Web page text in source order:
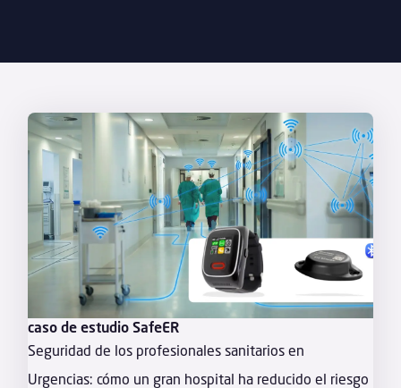
caso de estudio SafeER
Seguridad de los profesionales sanitarios en
Urgencias: cómo un gran hospital ha reducido el riesgo